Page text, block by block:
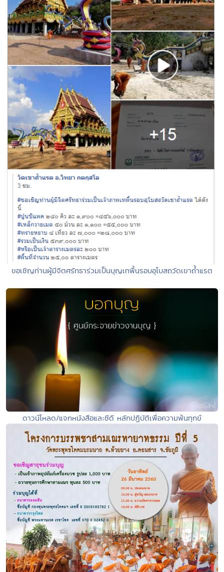
ขอเชิญท่านผู้มีจิตศรัทธาร่วมเป็นบุญเทพื้นรอบอุโบสถวัดเขาถ้ำแรต
ดาวน์โหลด/แจกหนังสือและซีดี หลักปฏิบัติเพื่อความพ้นทุกข์